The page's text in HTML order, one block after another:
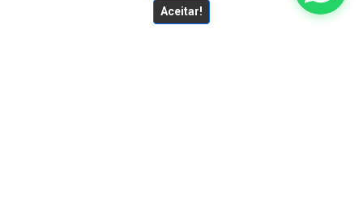
projetadas para resistência térmica, durabilidade e
desempenho em fornos industriais.
Aceitar!